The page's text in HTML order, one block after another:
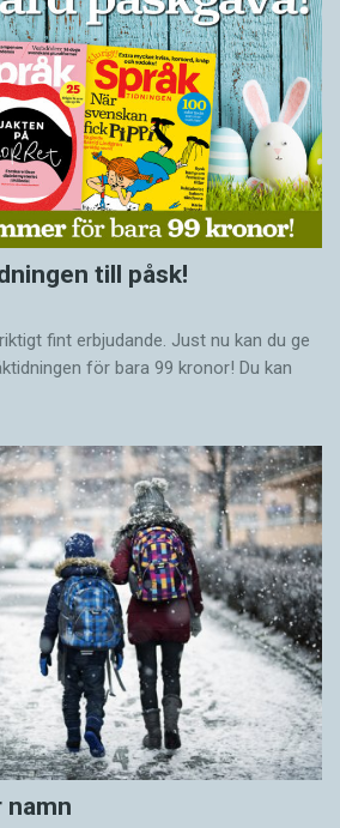
till påsk!
fint erbjudande. Just nu kan du ge
för bara 99 kronor! Du kan
namn